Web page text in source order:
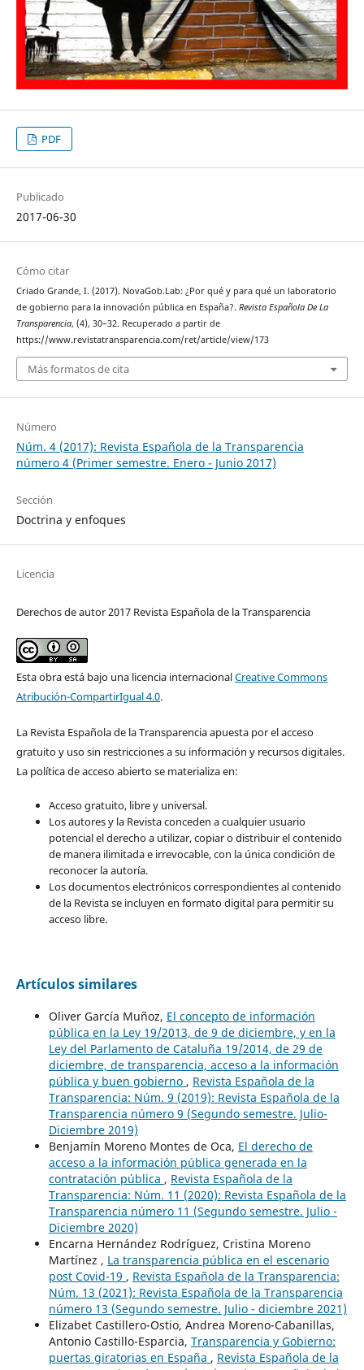
PDF
Publicado
2017-06-30
Cómo citar
Criado Grande, I. (2017). NovaGob.Lab: ¿Por qué y para qué un laboratorio
de gobierno para la innovación pública en España?. Revista Española De La
Transparencia, (4), 30–32. Recuperado a partir de
https://www.revistatransparencia.com/ret/article/view/173
Más formatos de cita
Número
Núm. 4 (2017): Revista Española de la Transparencia
número 4 (Primer semestre. Enero - Junio 2017)
Sección
Doctrina y enfoques
Licencia
Derechos de autor 2017 Revista Española de la Transparencia
Esta obra está bajo una licencia internacionalCreative Commons
Atribución-CompartirIgual 4.0.
La Revista Española de la Transparencia apuesta por el acceso
gratuito y uso sin restricciones a su información y recursos digitales.
La política de acceso abierto se materializa en:
Acceso gratuito, libre y universal.
Los autores y la Revista conceden a cualquier usuario
potencial el derecho a utilizar, copiar o distribuir el contenido
de manera ilimitada e irrevocable, con la única condición de
reconocer la autoría.
Los documentos electrónicos correspondientes al contenido
de la Revista se incluyen en formato digital para permitir su
acceso libre.
Artículos similares
Oliver García Muñoz, El concepto de información
pública en la Ley 19/2013, de 9 de diciembre, y en la
Ley del Parlamento de Cataluña 19/2014, de 29 de
diciembre, de transparencia, acceso a la información
pública y buen gobierno , Revista Española de la
Transparencia: Núm. 9 (2019): Revista Española de la
Transparencia número 9 (Segundo semestre. Julio-
Diciembre 2019)
Benjamín Moreno Montes de Oca, El derecho de
acceso a la información pública generada en la
contratación pública , Revista Española de la
Transparencia: Núm. 11 (2020): Revista Española de la
Transparencia número 11 (Segundo semestre. Julio -
Diciembre 2020)
Encarna Hernández Rodríguez, Cristina Moreno
Martínez , La transparencia pública en el escenario
post Covid-19 , Revista Española de la Transparencia:
Núm. 13 (2021): Revista Española de la Transparencia
número 13 (Segundo semestre. Julio - diciembre 2021)
Elizabet Castillero-Ostio, Andrea Moreno-Cabanillas,
Antonio Castillo-Esparcia, Transparencia y Gobierno:
puertas giratorias en España , Revista Española de la